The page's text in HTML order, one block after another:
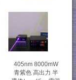
405nm 8000mW
青紫色 高出力 半